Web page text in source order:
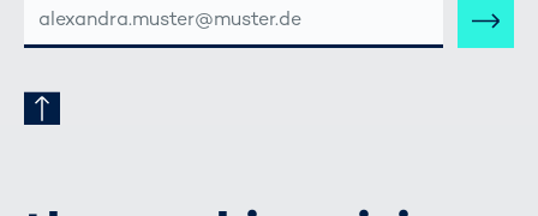
MAIL-
ADRESSE